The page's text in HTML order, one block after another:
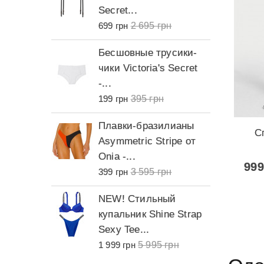
Secret...
699 грн 2 695 грн
Бесшовные трусики-
чики Victoria's Secret
-...
199 грн 395 грн
Плавки-бразилианы
Asymmetric Stripe от
Onia -...
399 грн 3 595 грн
NEW! Стильный
купальник Shine Strap
Sexy Tee...
1 999 грн 5 995 грн